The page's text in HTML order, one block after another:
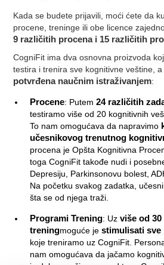
Kada se budete prijavili, moći ćete da
procene, treninge ili obe licence
9 različitih procena i 15 različitih
CogniFit ima dva osnovna proizvoda
testira i trenira sve kognitivne veštine,
potvrđena naučnim istraživanjem:
Procene: Putem24 različitih
testiramo više od 20 kognitivnih
To nam omogućava da napravimo
učesnikovog trenutnog
procena je Opšta Kognitivna
toga CogniFit takođe nudi i
Depresiju, Parkinsonovu bolest,
Na početku svakog zadatka,
šta se od njega traži.
Programi Trening: Uzviše od
treningmoguće jestimulisati sve
koje treniramo uz CogniFit.
nam omogućava da jačamo